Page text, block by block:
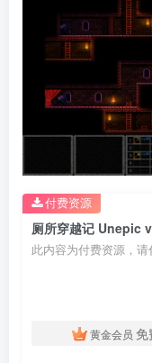
厕所穿越记 Unepic
此内容为付费资源，
黄金会员 免
付费资源